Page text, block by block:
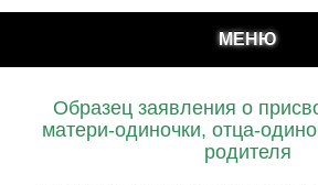
МЕНЮ
Образец заявления о
матери-одиночки, отца-
родителя